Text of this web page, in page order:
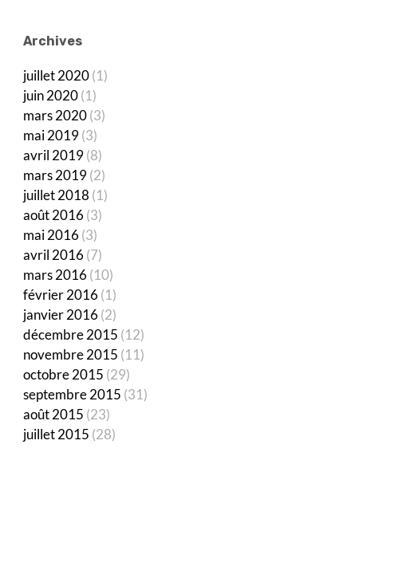
Archives
juillet 2020(1)
juin 2020(1)
mars 2020(3)
mai 2019(3)
avril 2019(8)
mars 2019(2)
juillet 2018 (1)
août 2016(3)
mai 2016(3)
avril 2016(7)
mars 2016(10)
février 2016(1)
janvier 2016(2)
décembre 2015 (12)
novembre 2015 (11)
octobre 2015 (29)
septembre 2015 (31)
août 2015 (23)
juillet 2015 (28)